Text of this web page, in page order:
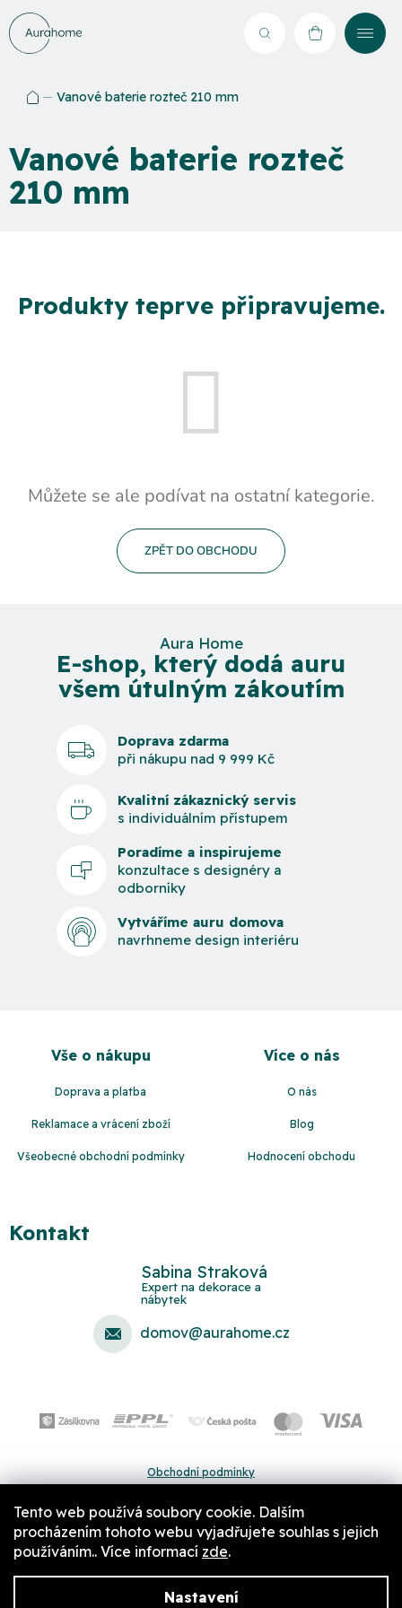
Tento web používá soubory cookie. Dalším
procházením tohoto webu vyjadřujete souhlas s jejich
používáním.. Více informací zde.
Nastavení
Přejít
na
obsah
Hledat NÁKUPNÍ
Vanové baterie rozteč 210 mm
Vanové baterie rozteč
210 mm
Produkty teprve připravujeme.
Můžete se ale podívat na ostatní kategorie.
ZPĚT DO OBCHODU
Aura Home
E-shop, který dodá auru
všem útulným zákoutím
Doprava zdarma
při nákupu nad 9 999 Kč
Kvalitní zákaznický servis
s individuálním přístupem
Poradíme a inspirujeme
konzultace s designéry a
odborníky
Vytváříme auru domova
navrhneme design interiéru
Vše o nákupu
Doprava a platba
Reklamace a vrácení zboží
Všeobecné obchodní podmínky
Více o nás
O nás
Blog
Hodnocení obchodu
Kontakt
Sabina Straková
domov@aurahome.cz
Obchodní podmínky
Pravidla a nastavení cookies